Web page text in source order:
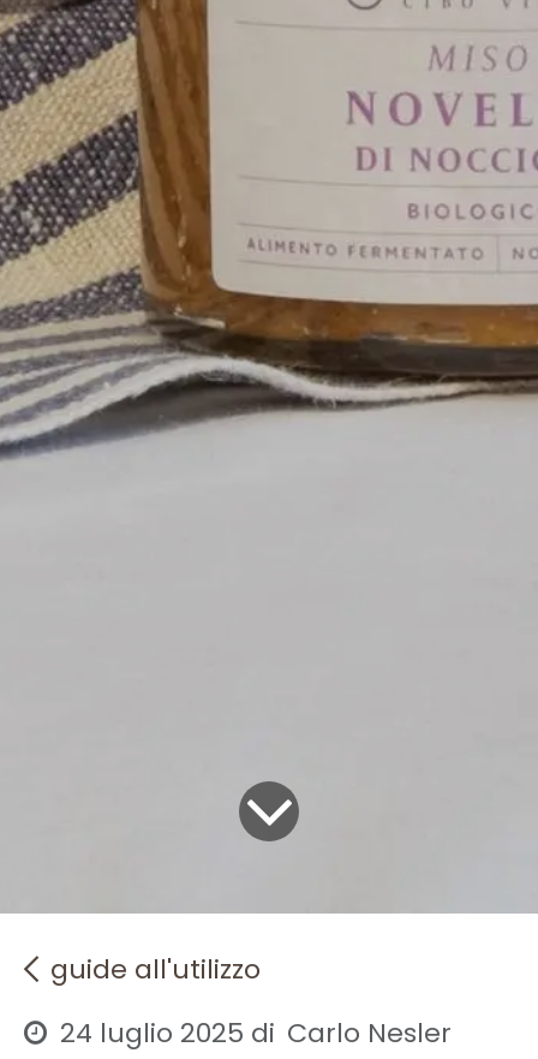
guide all'utilizzo
24 luglio 2025 di Carlo Nesler